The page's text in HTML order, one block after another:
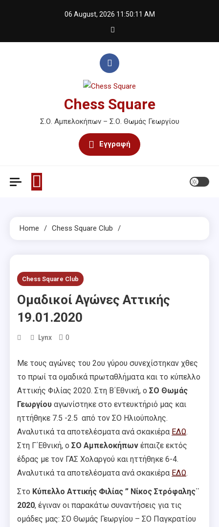
06 August, 2026 11:50:11 AM
Chess Square
Σ.Ο. Αμπελοκήπων – Σ.Ο. Θωμάς Γεωργίου
Εγγραφή
Home Chess Square Club
Chess Square Club
Ομαδικοί Αγώνες Αττικής
19.01.2020
Lynx 0
Με τους αγώνες του 2ου γύρου συνεχίστηκαν χθες
το πρωί τα ομαδικά πρωταθλήματα και το κύπελλο
Αττικής Φιλίας 2020. Στη Β΄Εθνική, ο ΣΟ Θωμάς
Γεωργίου αγωνίστηκε στο εντευκτήριό μας και
ηττήθηκε 7.5 -2.5 από τον ΣΟ Ηλιούπολης.
Αναλυτικά τα αποτελέσματα ανά σκακιέρα ΕΔΩ.
Στη Γ΄Εθνική, ο ΣΟ Αμπελοκήπων έπαιζε εκτός
έδρας με τον ΓΑΣ Χολαργού και ηττήθηκε 6-4.
Αναλυτικά τα αποτελέσματα ανά σκακιέρα ΕΔΩ.
Στο Κύπελλο Αττικής Φιλίας ” Νίκος Στρόφαλης¨
2020, έγιναν οι παρακάτω συναντήσεις για τις
ομάδες μας: ΣΟ Θωμάς Γεωργίου – ΣΟ Παγκρατίου